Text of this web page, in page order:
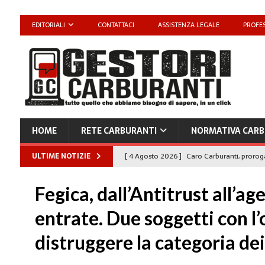
EDITORIALI CONTATTACI ASSISTENZA LEGALE
HOME RETE CARBURANTI NORMATIVA
ULTIME NOTIZIE [ 4 Agosto 2026 ] Caro Carburanti,
amministrato»
MERCATO PREZZI
[ 31 Luglio 2026 ] IP rinnova l’accordo
STAMPA
Carburanti, i sindacati
Fegica, dall’Antitrust
entrate. Due soggetti con
distruggere la categoria